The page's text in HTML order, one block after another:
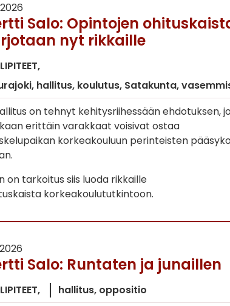
Salo: Opintojen
nyt rikkaille
hallitus koulutus Satakunta
on tehnyt kehitysriihessään ehdotuksen,
erittäin varakkaat voisivat ostaa
korkeakouluun perinteisten
on tarkoitus siis luoda rikkaille
korkeakoulututkintoon.
Salo: Runtaten ja junaillen
hallitus oppositio